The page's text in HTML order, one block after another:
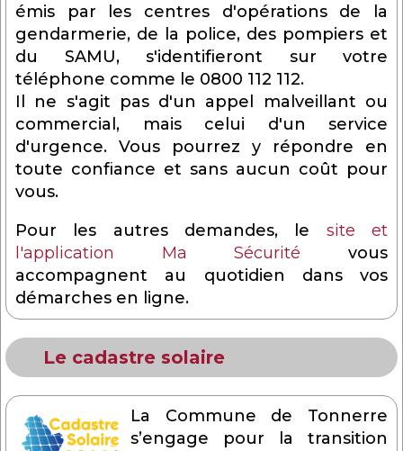
émis par les centres d'opérations de la
gendarmerie, de la police, des pompiers et
du SAMU, s'identifieront sur votre
téléphone comme le 0800 112 112.
Il ne s'agit pas d'un appel malveillant ou
commercial, mais celui d'un service
d'urgence. Vous pourrez y répondre en
toute confiance et sans aucun coût pour
vous.
Pour les autres demandes, le site et
l'application Ma Sécurité vous
accompagnent au quotidien dans vos
démarches en ligne.
Le cadastre solaire
La Commune de Tonnerre
s’engage pour la transition